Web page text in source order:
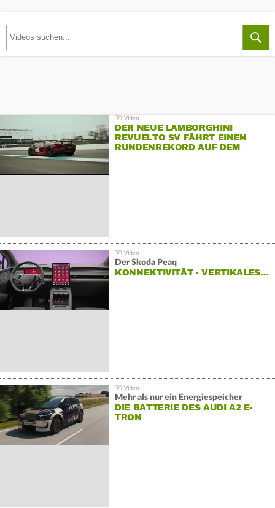
DER NEUE LAMBORGHINI
REVUELTO SV FÄHRT EINEN
RUNDENREKORD AUF DEM
Der Škoda Peaq
KONNEKTIVITÄT - VERTIKALES…
Mehr als nur ein Energiespeicher
DIE BATTERIE DES AUDI A2 E-
TRON